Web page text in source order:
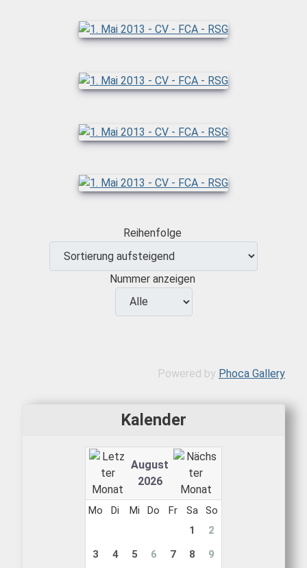
Reihenfolge
Nummer anzeigen
Powered by Phoca Gallery
Kalender
August
2026
Mo Di Mi Do Fr Sa
So
1
2
3
4 5 6 7 8
9